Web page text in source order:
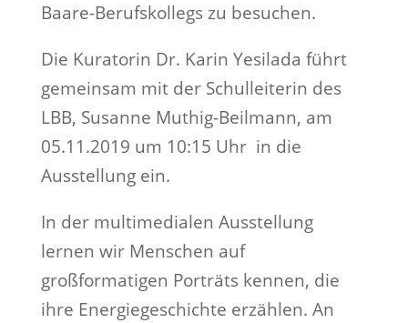
Baare-Berufskollegs zu besuchen.
Die Kuratorin Dr. Karin Yesilada führt
gemeinsam mit der Schulleiterin des
LBB, Susanne Muthig-Beilmann, am
05.11.2019 um 10:15 Uhr in die
Ausstellung ein.
In der multimedialen Ausstellung
lernen wir Menschen auf
großformatigen Porträts kennen, die
ihre Energiegeschichte erzählen. An